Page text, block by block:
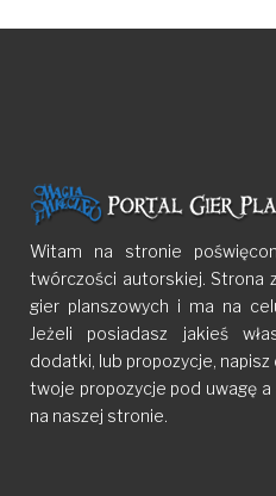
Witam na stronie
twórczości autorskiej. Strona
gier planszowych i ma na
Jeżeli posiadasz jakieś
dodatki, lub propozycje,
twoje propozycje pod uwagę
na naszej stronie.